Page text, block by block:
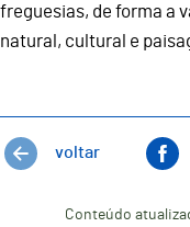
freguesias, de forma a
natural, cultural e
voltar
Conteúdo